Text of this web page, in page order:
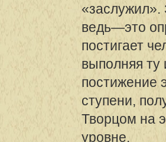
«заслужил».
ведь—это
постигает
выполняя
постижение
ступени,
Творцом на
уровне.